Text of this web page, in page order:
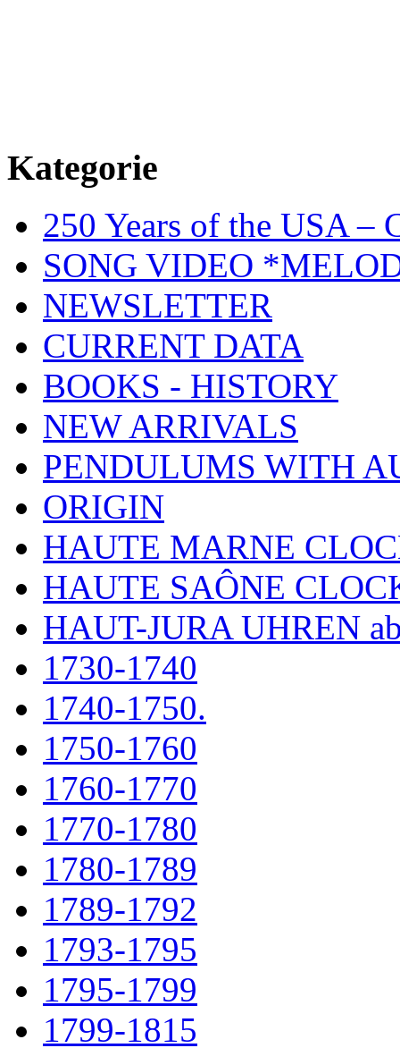
Kategorie
250 Years of the USA –
SONG VIDEO
NEWSLETTER
CURRENT DATA
BOOKS - HISTORY
NEW ARRIVALS
PENDULUMS WITH
ORIGIN
HAUTE MARNE
HAUTE SAÔNE
HAUT-JURA UHREN
1730-1740
1740-1750.
1750-1760
1760-1770
1770-1780
1780-1789
1789-1792
1793-1795
1795-1799
1799-1815